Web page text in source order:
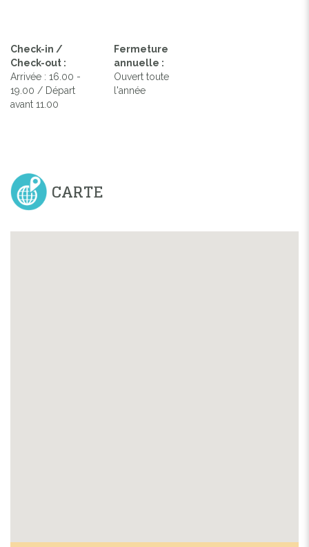
Check-in /
Check-out :
Arrivée : 16.00 -
19.00 / Départ
avant 11.00
Fermeture
annuelle :
Ouvert toute
l'année
CARTE